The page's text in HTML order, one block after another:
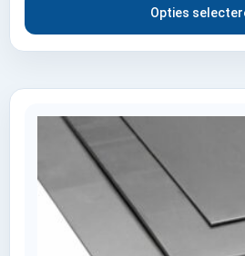
Opties